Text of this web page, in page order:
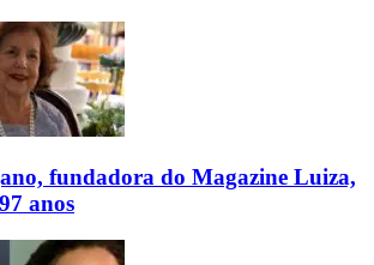
fundadora do Magazine Luiza,
anos